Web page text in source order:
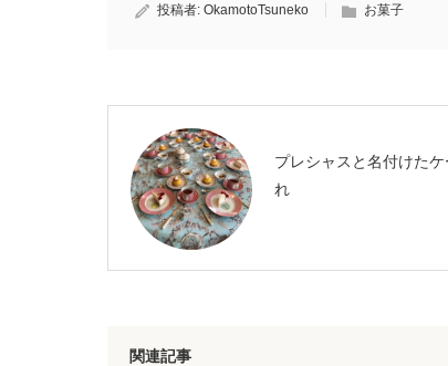
投稿者: OkamotoTsuneko お菓子
プレシャスと名付けたケ
れ
関連記事